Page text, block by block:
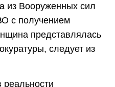
из Вооруженных сил
с получением
представлялась
следует из